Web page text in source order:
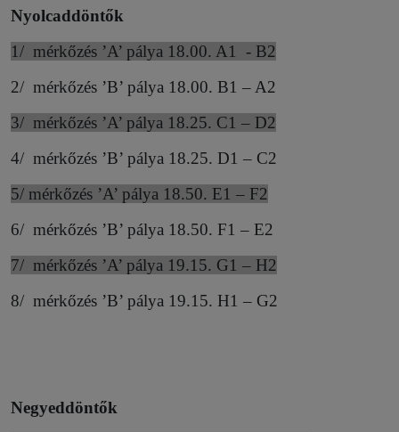
Nyolcaddöntők
1/ mérkőzés ’A’ pálya 18.00. A1
- B2
2/ mérkőzés ’B’ pálya 18.00. B1 – A2
3/ mérkőzés ’A’ pálya 18.25. C1 – D2
4/ mérkőzés ’B’ pálya 18.25. D1 – C2
5/ mérkőzés ’A’ pálya 18.50. E1 – F2
6/ mérkőzés ’B’ pálya 18.50. F1 – E2
7/ mérkőzés ’A’ pálya 19.15. G1 – H2
8/ mérkőzés ’B’ pálya 19.15. H1 – G2
Negyeddöntők